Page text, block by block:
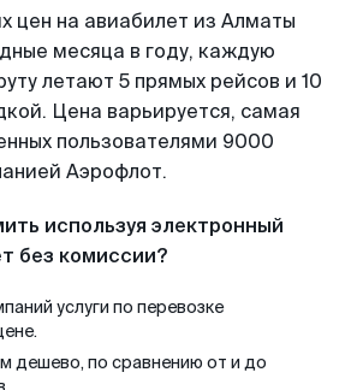
цен на авиабилет из Алматы
месяца в году, каждую
летают 5 прямых рейсов и 10
Цена варьируется, самая
пользователями 9000
Аэрофлот.
используя электронный
без комиссии?
услуги по перевозке
дешево, по сравнению от и до